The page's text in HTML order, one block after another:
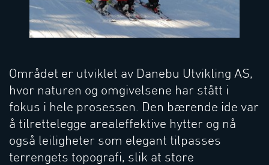
Området er utviklet av Danebu Utvikling AS,
hvor naturen og omgivelsene har stått i
fokus i hele prosessen. Den bærende ide var
å tilrettelegge arealeffektive hytter og nå
også leiligheter som elegant tilpasses
terrengets topografi, slik at store